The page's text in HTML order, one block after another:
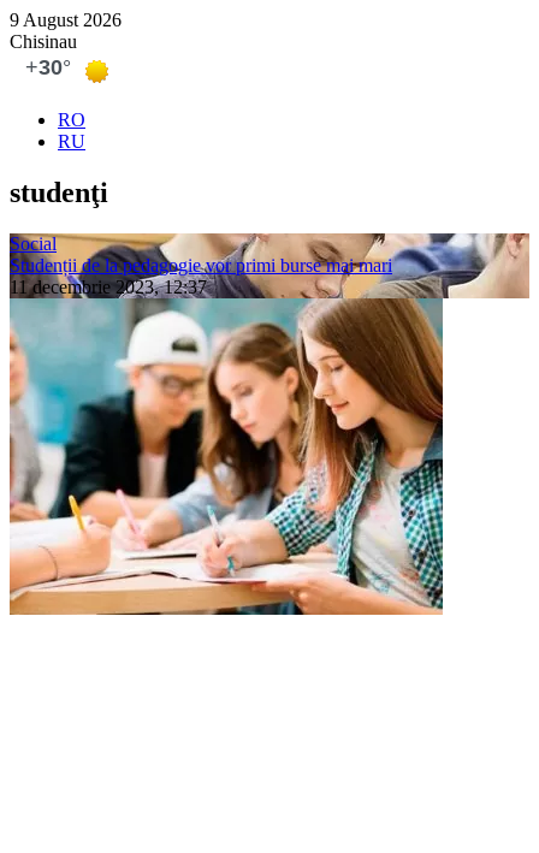
9 August 2026
Chisinau
RO
RU
studenţi
Social
Studenții de la pedagogie vor primi burse mai mari
11 decembrie 2023, 12:37